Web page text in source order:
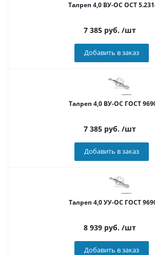
Талреп 4,0 ВУ-ОС ОСТ
7 385 руб. /шт
Добавить в заказ
Талреп 4,0 ВУ-ОС ГОСТ
7 385 руб. /шт
Добавить в заказ
Талреп 4,0 УУ-ОС ГОСТ
8 939 руб. /шт
Добавить в заказ